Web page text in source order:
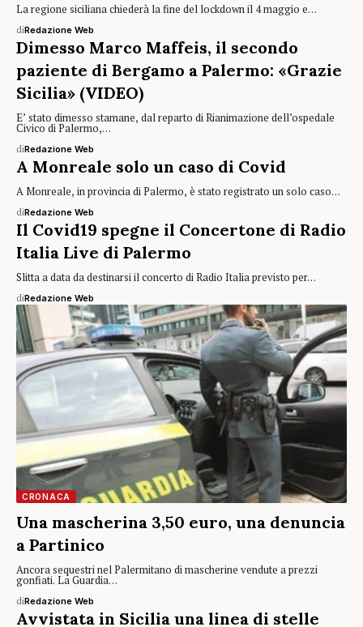
La regione siciliana chiederà la fine del lockdown il 4 maggio e…
diRedazione Web
Dimesso Marco Maffeis, il secondo
paziente di Bergamo a Palermo: «Grazie
Sicilia» (VIDEO)
E’ stato dimesso stamane, dal reparto di Rianimazione dell’ospedale
Civico di Palermo,…
diRedazione Web
A Monreale solo un caso di Covid
A Monreale, in provincia di Palermo, è stato registrato un solo caso…
diRedazione Web
Il Covid19 spegne il Concertone di Radio
Italia Live di Palermo
Slitta a data da destinarsi il concerto di Radio Italia previsto per…
diRedazione Web
CRONACA
Una mascherina 3,50 euro, una denuncia
a Partinico
Ancora sequestri nel Palermitano di mascherine vendute a prezzi
gonfiati. La Guardia…
diRedazione Web
Avvistata in Sicilia una linea di stelle